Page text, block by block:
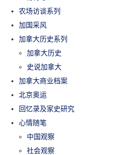
农场访谈系列
加国采风
加拿大历史系列
加拿大历史
史说加拿大
加拿大商业档案
北京奥运
回忆录及家史研究
心情随笔
中国观察
社会观察